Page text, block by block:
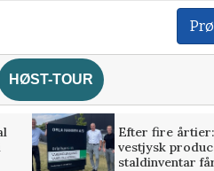
HØST-TOUR
Efter fire
vestjysk
staldinventar